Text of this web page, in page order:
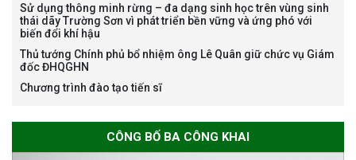
Thông báo chương trình học
học 2026-2027
Sử dụng thông minh rừng – đa dạng sinh học trên vùng sinh
thái dãy Trường Sơn vì phát triển bền vững và ứng phó với
biến đổi khí hậu
Thủ tướng Chính phủ bổ nhiệm ông Lê Quân giữ chức vụ Giám
đốc ĐHQGHN
Chương trình đào tạo tiến sĩ
CÔNG BỐ BA CÔNG KHAI